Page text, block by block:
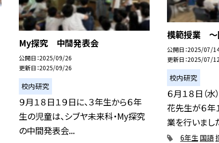
My探究 中間発表会
公開日 2025/09/26
更新日 2025/09/26
校内研究
９月１８日１９日に、３年生から６年
生の児童は、シブヤ未来科・My探究
の中間発表会...
模範授業 ～
公開日 2025/07/
更新日 2025/07/12
校内研究
６月１８日（
花先生が６年
業を行いまし
6年生 国語